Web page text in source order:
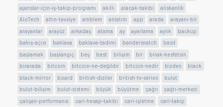
ajanslar-için-iş-takip-programı
akıllı alacak-takibi
aliskanlik
AloTech
altın-tavsiye amblem anlatım app arada
arayanı-bil
arayanlar
arayüz arkadaş atama ay ayarlama aylık
backup
bakış-açısı
baklava baklava-tadimi bandersnatch
basit
başlamak
başlangıç beş best bilişim bir
birak-kesfetsin
birarada
bitcoin bitcoin-ne-değildir bitcoin-nedir bizden
black
black-mirror
board british-diziler british-tv-series
bulut
bulut-bilişim
bulut-sistemi büyük büyütme çağrı
çağrı-merkezi
çalışan-performansı
cari-hesap-takibi cari-işletme
cari-takip